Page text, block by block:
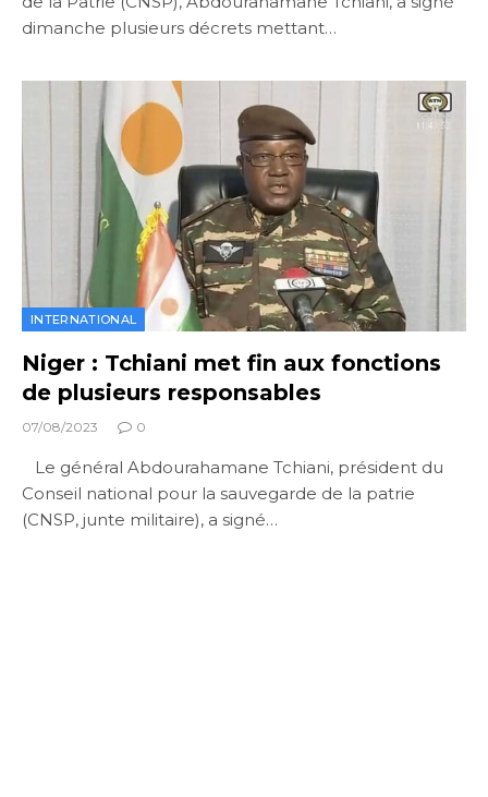
dimanche plusieurs décrets mettant…
INTERNATIONAL
Niger : Tchiani met fin aux fonctions
de plusieurs responsables
07/08/2023 0
Le général Abdourahamane Tchiani, président du
Conseil national pour la sauvegarde de la patrie
(CNSP, junte militaire), a signé…